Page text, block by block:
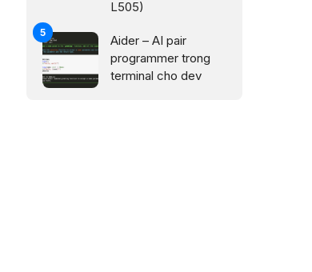
L505)
Aider – AI pair
programmer trong
terminal cho dev